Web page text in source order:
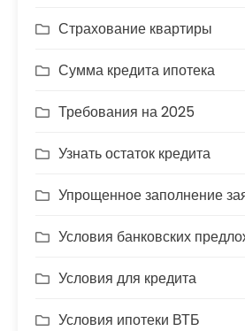
Страхование квартиры
Сумма кредита ипотека
Требования на 2025
Узнать остаток кредита
Упрощенное заполнение
Условия банковских
Условия для кредита
Условия ипотеки ВТБ